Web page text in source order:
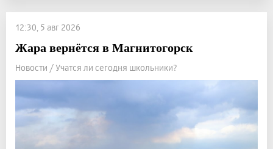
12:30, 5 авг 2026
Жара вернётся в Магнитогорск
Новости / Учатся ли сегодня школьники?